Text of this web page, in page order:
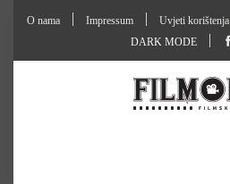
O nama Impressum Uvjeti korištenja
DARK MODE